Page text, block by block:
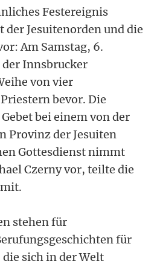
Festereignis
der Jesuitenorden und die
Am Samstag, 6.
Innsbrucker
von vier
bevor. Die
bei einem von der
Provinz der Jesuiten
Gottesdienst nimmt
Czerny vor, teilte die
stehen für
für
sich in der Welt